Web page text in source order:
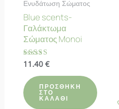
Ενυδάτωση Σώματος
Blue scents-
Γαλάκτωμα
Σώματος Monoi
Βαθμολογήθηκε
4.40
από 5
11.40 €
ΠΡΟΣΘΉΚΗ
ΣΤΟ
ΚΑΛΆΘΙ